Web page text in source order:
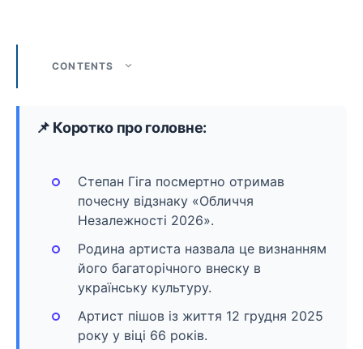
CONTENTS
📌 Коротко про головне:
Степан Гіга посмертно отримав
почесну відзнаку «Обличчя
Незалежності 2026».
Родина артиста назвала це визнанням
його багаторічного внеску в
українську культуру.
Артист пішов із життя 12 грудня 2025
року у віці 66 років.